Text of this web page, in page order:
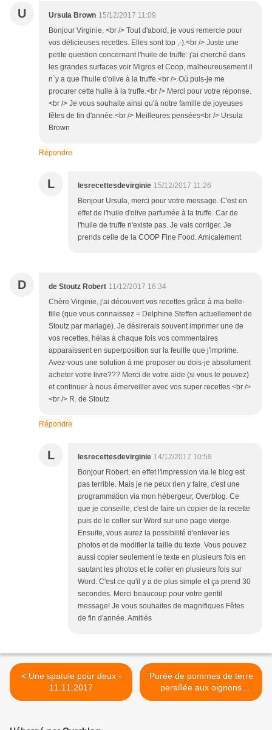
U Ursula Brown 15/12/2017 11:09
Bonjour Virginie, <br /> Tout d'abord, je vous remercie pour
vos délicieuses recettes. Elles sont top ,-).<br /> Juste une
petite question concernant l'huile de truffe: j'ai cherché dans
les grandes surfaces voir Migros et Coop, malheureusement il
n`y a que l'huile d'olive à la truffe.<br /> Où puis-je me
procurer cette huile à la truffe.<br /> Merci pour votre réponse.
<br /> Je vous souhaite ainsi qu'à notre famille de joyeuses
fêtes de fin d'année.<br /> Meilleures pensées<br /> Ursula
Brown
Répondre
L lesrecettesdevirginie 15/12/2017 11:26
Bonjour Ursula, merci pour votre message. C'est en
effet de l'huile d'olive parfumée à la truffe. Car de
l'huile de truffe n'existe pas. Je vais corriger. Je
prends celle de la COOP Fine Food. Amicalement
D de Stoutz Robert 11/12/2017 16:34
Chère Virginie, j'ai découvert vos recettes grâce à ma belle-
fille (que vous connaissez = Delphine Steffen actuellement de
Stoutz par mariage). Je désirerais souvent imprimer une de
vos recettes, hélas à chaque fois vos commentaires
apparaissent en superposition sur la feuille que j'imprime.
Avez-vous une solution à me proposer ou dois-je absolument
acheter votre livre??? Merci de votre aide (si vous le pouvez)
et continuer à nous émerveiller avec vos super recettes.<br />
<br /> R. de Stoutz
Répondre
L lesrecettesdevirginie 14/12/2017 10:59
Bonjour Robert. en effet l'impression via le blog est
pas terrible. Mais je ne peux rien y faire, c'est une
programmation via mon hébergeur, Overblog. Ce
que je conseille, c'est de faire un copier de la recette
puis de le coller sur Word sur une page vierge.
Ensuite, vous aurez la possibilité d'enlever les
photos et de modifier la taille du texte. Vous pouvez
aussi copier seulement le texte en plusieurs fois en
sautant les photos et le coller en plusieurs fois sur
Word. C'est ce qu'il y a de plus simple et ça prend 30
secondes. Merci beaucoup pour votre gentil
message! Je vous souhaites de magnifiques Fêtes
de fin d'année. Amitiés
< Une spatule pour deux -
11.11.2017
Purée de pommes de terre
persillée aux oignons
confits >